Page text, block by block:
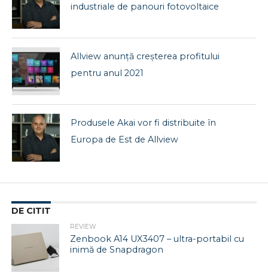
industriale de panouri fotovoltaice
Allview anunță creșterea profitului
pentru anul 2021
Produsele Akai vor fi distribuite în
Europa de Est de Allview
DE CITIT
REVIEW
Zenbook A14 UX3407 – ultra-portabil cu
inimă de Snapdragon